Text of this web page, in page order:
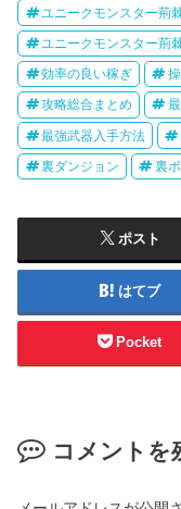
ユニークモンスター荊
ユニークモンスター荊
効率の良い稼ぎ
攻略総合まとめ
最強武器入手方法
裏ダンジョン 裏
ポスト
はてブ
Pocket
コメントを